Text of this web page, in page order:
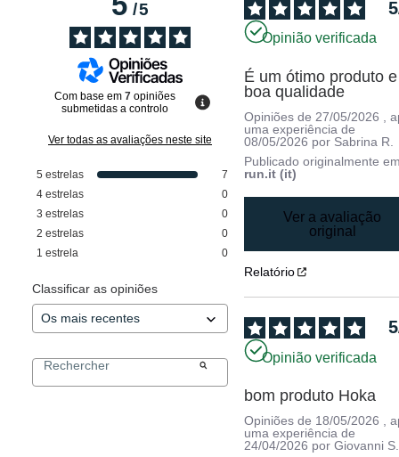
/5
Com base em 7 opiniões
submetidas a controlo
Ver todas as avaliações neste site
5 estrelas
7
4 estrelas
0
3 estrelas
0
2 estrelas
0
1 estrela 0
Classificar as opiniões
5
Opinião verificada
É um ótimo produto
boa qualidade
Opiniões de 27/05/2026
,
uma experiência de
08/05/2026 por Sabrina R.
Publicado originalmente
run.it (it)
Ver a avaliação
original
Relatório
5
Opinião verificada
bom produto Hoka
Opiniões de 18/05/2026 ,
uma experiência de
24/04/2026 porGiovanni S.